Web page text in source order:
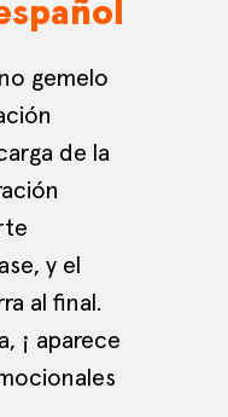
gemelo
de la
y el
al final.
¡ aparece